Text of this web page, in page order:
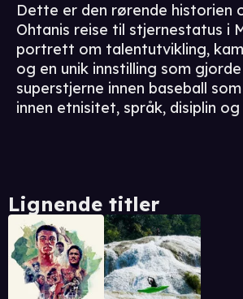
Dette er den rørende historien
Ohtanis reise til stjernestatus i
portrett om talentutvikling,
og en unik innstilling som
superstjerne innen baseball
innen etnisitet, språk, disiplin og
Lignende titler